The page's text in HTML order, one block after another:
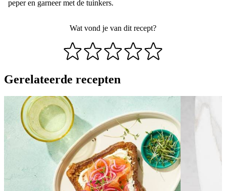
peper en garneer met de tuinkers.
Wat vond je van dit recept?
Gerelateerde recepten